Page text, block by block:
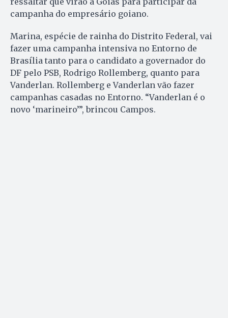
campanha do empresário goiano.
Marina, espécie de rainha do Distrito Federal, vai
fazer uma campanha intensiva no Entorno de
Brasília tanto para o candidato a governador do
DF pelo PSB, Rodrigo Rollemberg, quanto para
Vanderlan. Rollemberg e Vanderlan vão fazer
campanhas casadas no Entorno. “Vanderlan é o
novo ‘marineiro’”, brincou Campos.